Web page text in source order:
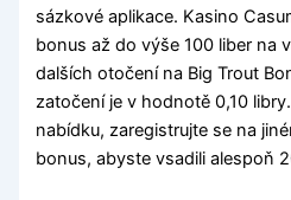
sázkové aplikace. Kasino
bonus až do výše 100 liber na
dalších otočení na Big Trout
zatočení je v hodnotě 0,10
nabídku, zaregistrujte se na
bonus, abyste vsadili alespoň